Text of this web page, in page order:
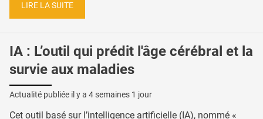
LIRE LA SUITE
IA : L’outil qui prédit l'âge cérébral et la
survie aux maladies
Actualité publiée il y a 4 semaines 1 jour
Cet outil basé sur l’intelligence artificielle (IA), nommé «